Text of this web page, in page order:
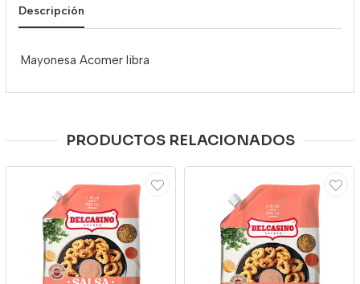
Descripción
Mayonesa Acomer libra
PRODUCTOS RELACIONADOS